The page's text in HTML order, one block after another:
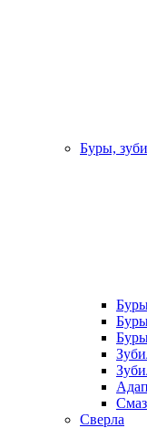
Буры,
Сверла